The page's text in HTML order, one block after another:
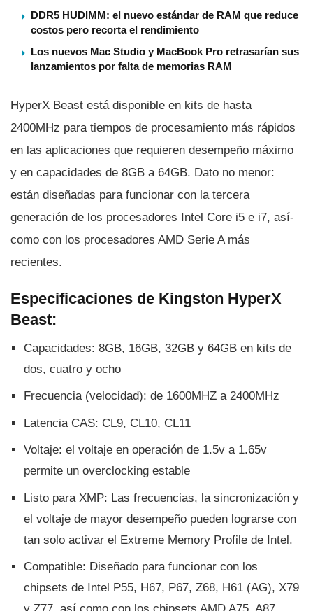
DDR5 HUDIMM: el nuevo estándar de RAM que reduce
costos pero recorta el rendimiento
Los nuevos Mac Studio y MacBook Pro retrasarían sus
lanzamientos por falta de memorias RAM
HyperX Beast está disponible en kits de hasta
2400MHz para tiempos de procesamiento más rápidos
en las aplicaciones que requieren desempeño máximo
y en capacidades de 8GB a 64GB. Dato no menor:
están diseñadas para funcionar con la tercera
generación de los procesadores Intel Core i5 e i7, así­
como con los procesadores AMD Serie A más
recientes.
Especificaciones de Kingston HyperX
Beast:
Capacidades: 8GB, 16GB, 32GB y 64GB en kits de
dos, cuatro y ocho
Frecuencia (velocidad): de 1600MHZ a 2400MHz
Latencia CAS: CL9, CL10, CL11
Voltaje: el voltaje en operación de 1.5v a 1.65v
permite un overclocking estable
Listo para XMP: Las frecuencias, la sincronización y
el voltaje de mayor desempeño pueden lograrse con
tan solo activar el Extreme Memory Profile de Intel.
Compatible: Diseñado para funcionar con los
chipsets de Intel P55, H67, P67, Z68, H61 (AG), X79